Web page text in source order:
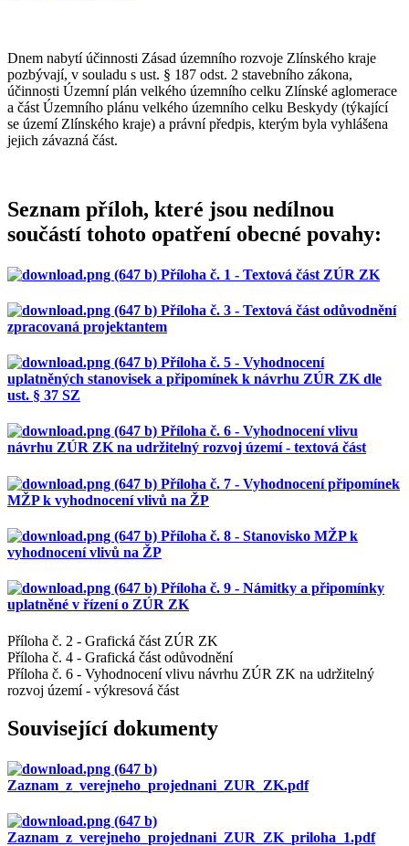
Dnem nabytí účinnosti Zásad územního rozvoje Zlínského kraje
pozbývají, v souladu s ust. § 187 odst. 2 stavebního zákona,
účinnosti Územní plán velkého územního celku Zlínské aglomerace
a část Územního plánu velkého územního celku Beskydy (týkající
se území Zlínského kraje) a právní předpis, kterým byla vyhlášena
jejich závazná část.
Seznam příloh, které jsou nedílnou
součástí tohoto opatření obecné povahy:
Příloha č. 1 - Textová část ZÚR ZK
Příloha č. 3 - Textová část odůvodnění
zpracovaná projektantem
Příloha č. 5 - Vyhodnocení
uplatněných stanovisek a připomínek k návrhu ZÚR ZK dle
ust. § 37 SZ
Příloha č. 6 - Vyhodnocení vlivu
návrhu ZÚR ZK na udržitelný rozvoj území - textová část
Příloha č. 7 - Vyhodnocení připomínek
MŽP k vyhodnocení vlivů na ŽP
Příloha č. 8 - Stanovisko MŽP k
vyhodnocení vlivů na ŽP
Příloha č. 9 - Námitky a připomínky
uplatněné v řízení o ZÚR ZK
Příloha č. 2 - Grafická část ZÚR ZK
Příloha č. 4 - Grafická část odůvodnění
Příloha č. 6 - Vyhodnocení vlivu návrhu ZÚR ZK na udržitelný
rozvoj území - výkresová část
Související dokumenty
Zaznam_z_verejneho_projednani_ZUR_ZK.pdf
Zaznam_z_verejneho_projednani_ZUR_ZK_priloha_1.pdf